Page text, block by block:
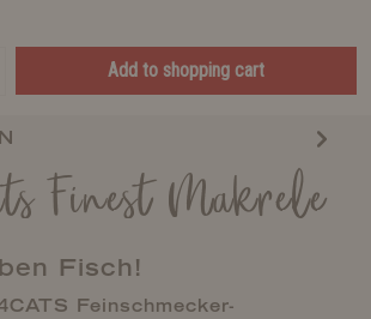
Add to shopping cart
Finest Makrele
Fisch!
Feinschmecker-